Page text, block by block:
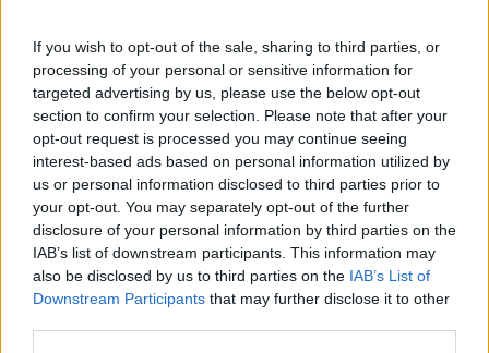
If you wish to opt-out of the sale, sharing to third parties, or
processing of your personal or sensitive information for
targeted advertising by us, please use the below opt-out
section to confirm your selection. Please note that after your
opt-out request is processed you may continue seeing
interest-based ads based on personal information utilized by
us or personal information disclosed to third parties prior to
your opt-out. You may separately opt-out of the further
disclosure of your personal information by third parties on the
IAB’s list of downstream participants. This information may
also be disclosed by us to third parties on the IAB’s List of
Downstream Participants that may further disclose it to other
δρόμο για μικρότερες και αποδοτικότερες
κβαντικές συσκευές
ΕΠΙΣΤΉΜΗ 22:00, 07/08/2026